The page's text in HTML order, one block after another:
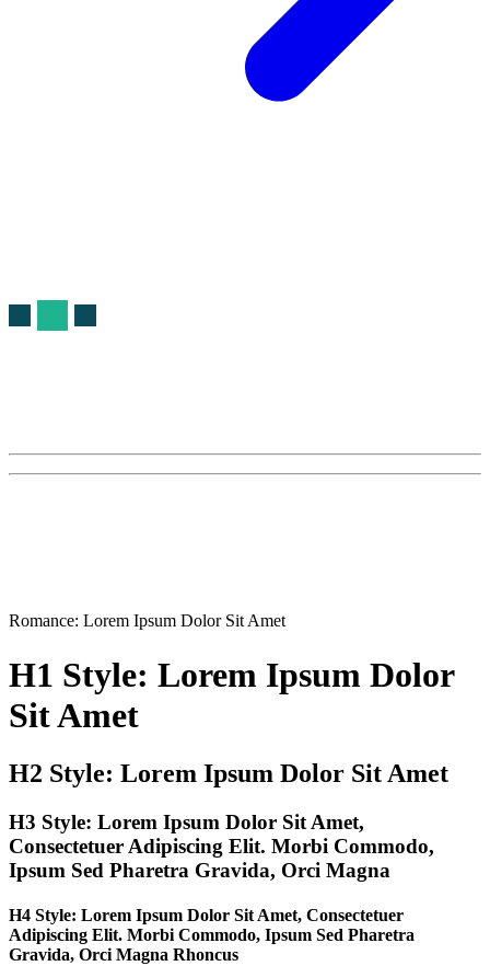
Romance: Lorem Ipsum Dolor Sit Amet
H1 Style: Lorem Ipsum Dolor
Sit Amet
H2 Style: Lorem Ipsum Dolor Sit Amet
H3 Style: Lorem Ipsum Dolor Sit Amet,
Consectetuer Adipiscing Elit. Morbi Commodo,
Ipsum Sed Pharetra Gravida, Orci Magna
H4 Style: Lorem Ipsum Dolor Sit Amet, Consectetuer
Adipiscing Elit. Morbi Commodo, Ipsum Sed Pharetra
Gravida, Orci Magna Rhoncus